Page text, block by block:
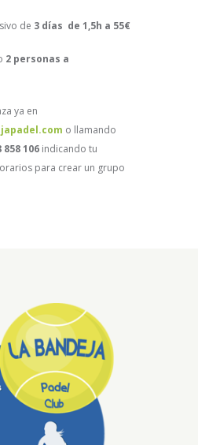
de 3 días de 1,5h a 55€
2 personas a
ya en
o llamando
858 106 indicando tu
para crear un grupo